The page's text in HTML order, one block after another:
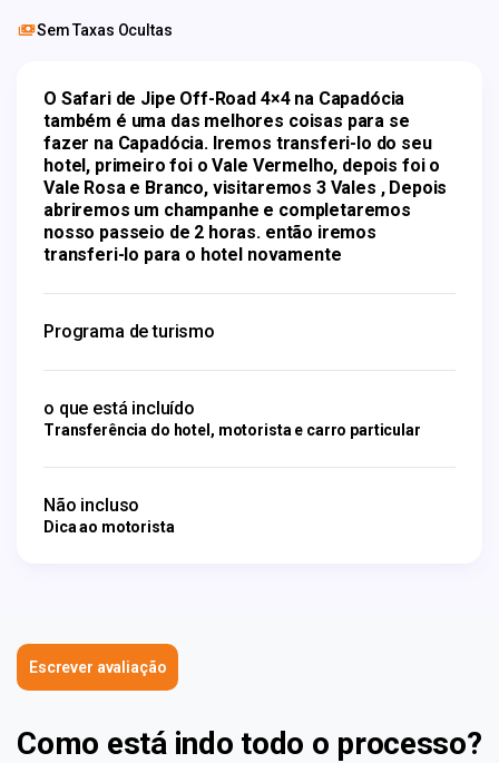
Sem Taxas Ocultas
O Safari de Jipe Off-Road 4×4 na Capadócia
também é uma das melhores coisas para se
fazer na Capadócia. Iremos transferi-lo do seu
hotel, primeiro foi o Vale Vermelho, depois foi o
Vale Rosa e Branco, visitaremos 3 Vales , Depois
abriremos um champanhe e completaremos
nosso passeio de 2 horas. então iremos
transferi-lo para o hotel novamente
Programa de turismo
o que está incluído
Transferência do hotel, motorista e carro particular
Não incluso
Dica ao motorista
Escrever avaliação
Como está indo todo o processo?